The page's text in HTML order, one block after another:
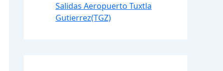
Salidas Aeropuerto Tuxtla
Gutierrez(TGZ)